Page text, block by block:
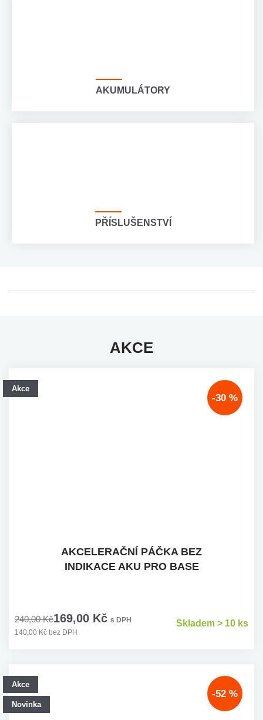
AKUMULÁTORY
PŘÍSLUŠENSTVÍ
AKCE
Akce
-30 %
AKCELERAČNÍ PÁČKA BEZ
INDIKACE AKU PRO BASE
240,00 Kč169,00 Kč s DPH
140,00 Kč bez DPH
Skladem > 10 ks
Akce
Novinka
-52 %